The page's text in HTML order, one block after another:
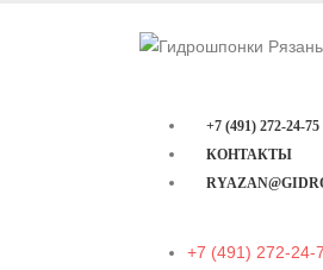
+7 (491) 272-24-75
КОНТАКТЫ
+7 (491) 272-24-